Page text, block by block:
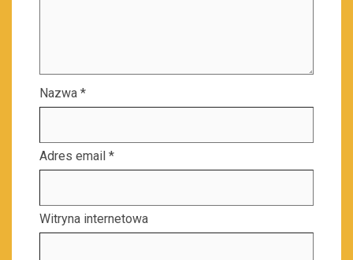
Nazwa *
Adres email *
Witryna internetowa